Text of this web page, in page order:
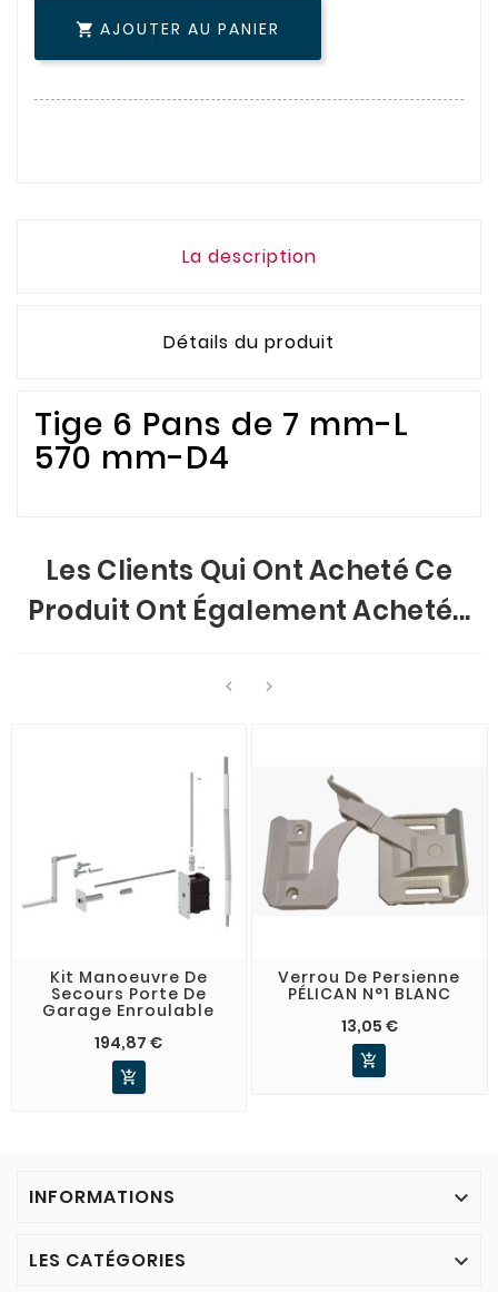
 AJOUTER AU PANIER
La description
Détails du produit
Tige 6 Pans de 7 mm-L
570 mm-D4
Les Clients Qui Ont Acheté Ce
Produit Ont Également Acheté...
 
Kit Manoeuvre De
Secours Porte De
Garage Enroulable
194,87 €

Verrou De Persienne
PÉLICAN N°1 BLANC
13,05 €

INFORMATIONS 
LES CATÉGORIES 